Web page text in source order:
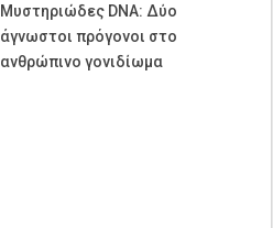
Μυστηριώδες DNA: Δύο
άγνωστοι πρόγονοι στο
ανθρώπινο γονιδίωμα